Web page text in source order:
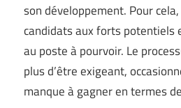
son développement. Pour
candidats aux forts
au poste à pourvoir. Le
plus d’être exigeant,
manque à gagner en termes